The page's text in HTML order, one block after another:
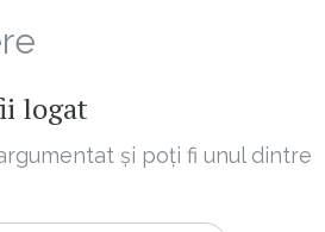
logat
și poți fi unul dintre